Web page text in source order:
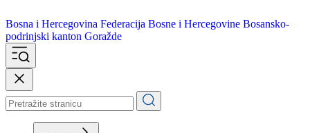
Bosna i Hercegovina
podrinjski kanton Goražde